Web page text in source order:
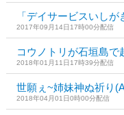
「デイサービスいし
2017年09月14日17時00分配信
コウノトリが石垣島で
2018年01月11日17時39分配信
世願ぇ~姉妹神ぬ祈り
2018年04月01日0時00分配信